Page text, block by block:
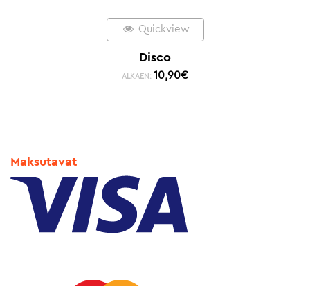
Quickview
Disco
ALKAEN: 10,90€
Maksutavat